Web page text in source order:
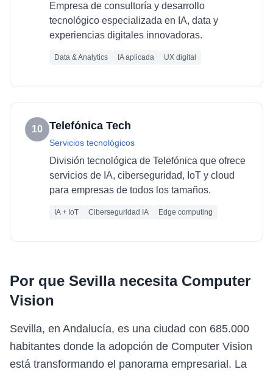
Empresa de consultoría y desarrollo
tecnológico especializada en IA, data y
experiencias digitales innovadoras.
Data & Analytics IA aplicada UX digital
10 Telefónica Tech
Servicios tecnológicos
División tecnológica de Telefónica que ofrece
servicios de IA, ciberseguridad, IoT y cloud
para empresas de todos los tamaños.
IA + IoT Ciberseguridad IA Edge computing
Por que Sevillanecesita Computer
Vision
Sevilla, en Andalucía, es una ciudad con 685.000
habitantes donde la adopción de Computer Vision
está transformando el panorama empresarial. La